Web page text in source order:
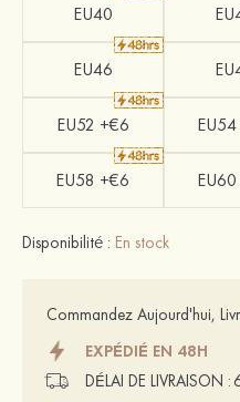
EU40
EU46
EU52 +€6
EU58 +€6
Disponibilité : En stock
Commandez Aujourd'hui,
EXPÉDIÉ EN 48H
DÉLAI DE LIVRAISON :